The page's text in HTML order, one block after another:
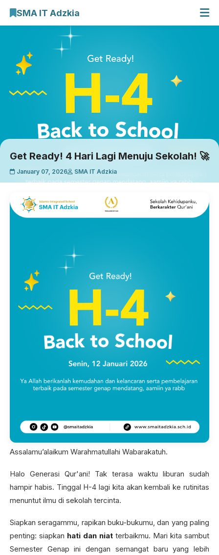
SMA IT Adzkia
Profil Sekolah
Cari Artikel
Get Ready! 4 Hari Lagi Menuju Sekolah! 🚀
January 07, 2026 SMA IT Adzkia
Assalamu’alaikum Warahmatullahi Wabarakatuh.
Halo Generasi Qur'ani! Tak terasa waktu liburan sudah
hampir habis. Tinggal H-4 lagi kita akan kembali ke rutinitas
menuntut ilmu di sekolah tercinta.
Siapkan seragammu, rapikan buku-bukumu, dan yang paling
penting: siapkan hati dan niat terbaikmu. Mari kita sambut
Semester Genap ini dengan semangat baru yang lebih